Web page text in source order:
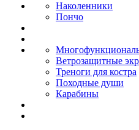
Наколенники
Пончо
Ветрозащитные
Треноги для костра
Походные души
Карабины